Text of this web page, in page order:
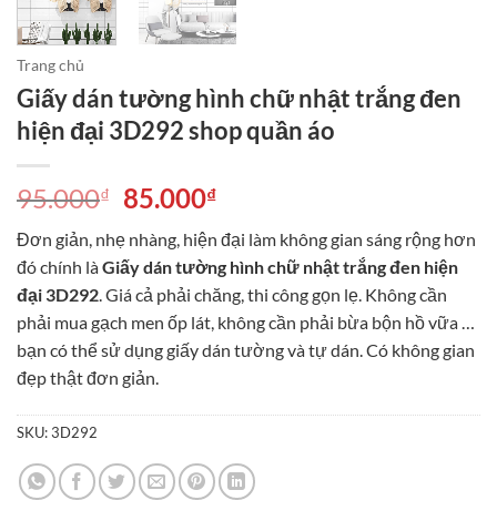
Trang chủ
Giấy dán tường hình chữ nhật trắng đen
hiện đại 3D292 shop quần áo
95.000₫
Giá
là:
95.000₫.
85.000₫Giá
tại
là:
85.000₫.
Đơn giản, nhẹ nhàng, hiện đại làm không gian sáng rộng hơn
đó chính làGiấy dán tường hình chữ nhật trắng đen hiện
đại 3D292. Giá cả phải chăng, thi công gọn lẹ. Không cần
phải mua gạch men ốp lát, không cần phải bừa bộn hồ vữa …
bạn có thể sử dụng giấy dán tường và tự dán. Có không gian
đẹp thật đơn giản.
SKU:3D292